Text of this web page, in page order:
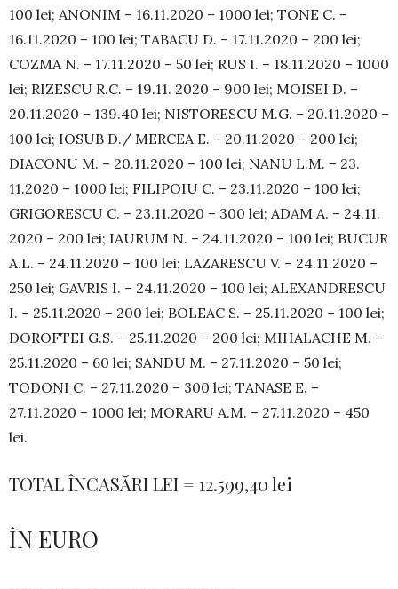
100 lei; ANONIM – 16.11.2020 – 1000 lei; TONE C. –
16.11.2020 – 100 lei; TABACU D. – 17.11.2020 – 200 lei;
COZ­MA N. – 17.11.2020 – 50 lei; RUS I. – 18.11.2020 – 1000
lei; RIZESCU R.C. – 19.11. 2020 – 900 lei; MOISEI D. –
20.11.2020 – 139.40 lei; NIS­TO­RESCU M.G. – 20.11.2020 –
100 lei; IOSUB D./ MERCEA E. – 20.11.2020 – 200 lei;
DIACONU M. – 20.11.2020 – 100 lei; NA­NU L.M. – 23.
11.2020 – 1000 lei; FILI­PO­IU C. – 23.11.2020 – 100 lei;
GRIGORESCU C. – 23.11.2020 – 300 lei; ADAM A. – 24.11.
2020 – 200 lei; IAURUM N. – 24.11.2020 – 100 lei; BUCUR
A.L. – 24.11.2020 – 100 lei; LA­ZA­RESCU V. – 24.11.2020 –
250 lei; GAVRIS I. – 24.11.2020 – 100 lei; ALE­XAN­DRES­CU
I. – 25.11.2020 – 200 lei; BOLEAC S. – 25.11.2020 – 100 lei;
DOROFTEI G.S. – 25.11.2020 – 200 lei; MIHALACHE M. –
25.11.2020 – 60 lei; SANDU M. – 27.11.2020 – 50 lei;
TODONI C. – 27.11.2020 – 300 lei; TANASE E. –
27.11.2020 – 1000 lei; MORARU A.M. – 27.11.2020 – 450
lei.
TOTAL ÎNCASĂRI LEI = 12.599,40 lei
ÎN EURO